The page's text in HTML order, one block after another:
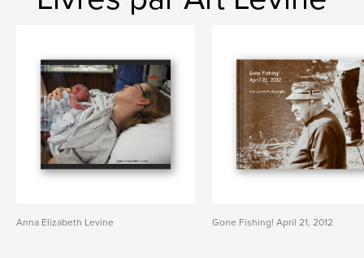
Anna Elizabeth Levine Gone Fishing! April 21, 2012